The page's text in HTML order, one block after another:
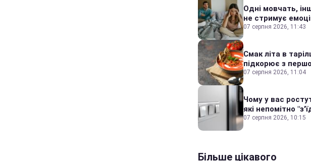
Одні мовчать,
не стримує
07 серпня 2026, 11:43
Смак літа в
підкорює з
07 серпня 2026, 11:04
Чому у вас
які непомітно
07 серпня 2026, 10:15
Більше цікавого